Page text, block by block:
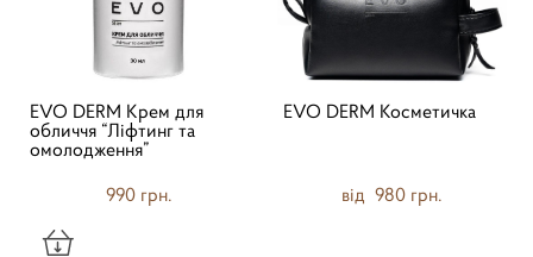
EVO DERM Крем для
обличчя “Ліфтинг та
омолодження”
990 грн.
EVO DERM Косметичка
від 980 грн.